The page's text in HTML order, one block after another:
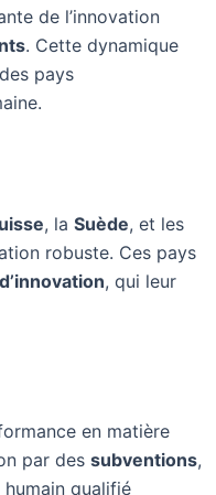
de l’innovation
. Cette dynamique
pays
, la Suède, et les
robuste. Ces pays
, qui leur
en matière
par des subventions,
humain qualifié